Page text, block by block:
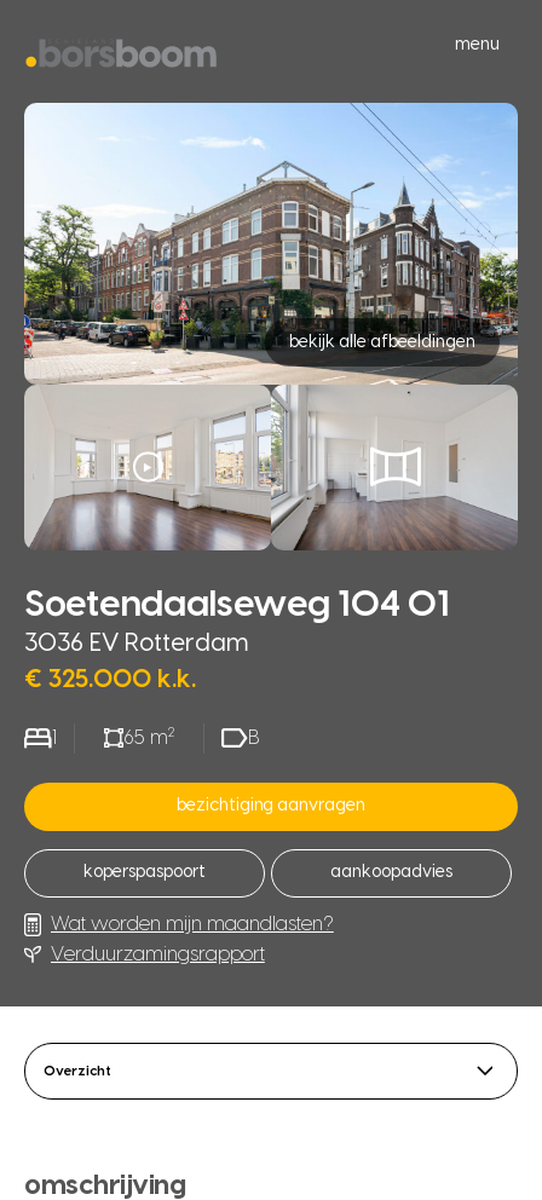
menu
bekijk alle afbeeldingen
Soetendaalseweg 104 01
3036 EV Rotterdam
€ 325.000 k.k.
65 m2 B
bezichtiging aanvragen
koperspaspoort aankoopadvies
Wat worden mijn maandlasten?
Verduurzamingsrapport
Overzicht
omschrijving